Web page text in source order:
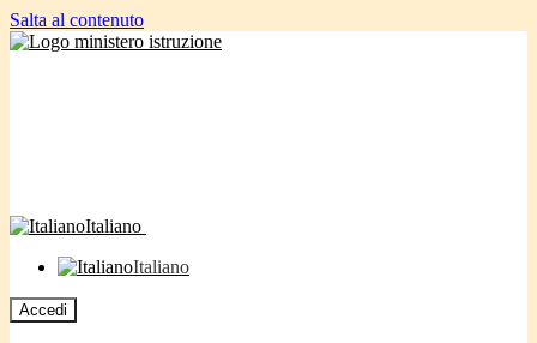
Salta al contenuto
Italiano
Italiano
Accedi